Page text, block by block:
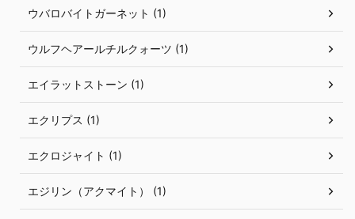
ウバロバイトガーネット (1)
ウルフヘアールチルクォーツ (1)
エイラットストーン (1)
エクリプス (1)
エクロジャイト (1)
エジリン（アクマイト） (1)